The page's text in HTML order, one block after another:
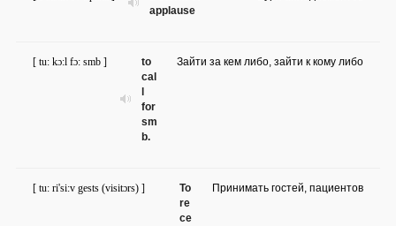
applause
to
cal
for
sm
b.
[ tu: kɔ:l fɔ: smb ] Зайти за кем либо, зайти к кому либо
To
re
ce
[ tu: ri'si:v gests (visitɔrs) ] Принимать гостей, пациентов